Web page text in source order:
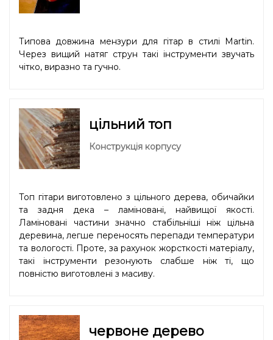
Типова довжина мензури для гітар в стилі Martin.
Через вищий натяг струн такі інструменти звучать
чітко, виразно та гучно.
цільний топ
Конструкція корпусу
Топ гітари виготовлено з цільного дерева, обичайки
та задня дека – ламіновані, найвищої якості.
Ламіновані частини значно стабільніші ніж цільна
деревина, легше переносять перепади температури
та вологості. Проте, за рахунок жорсткості матеріалу,
такі інструменти резонують слабше ніж ті, що
повністю виготовлені з масиву.
червоне дерево